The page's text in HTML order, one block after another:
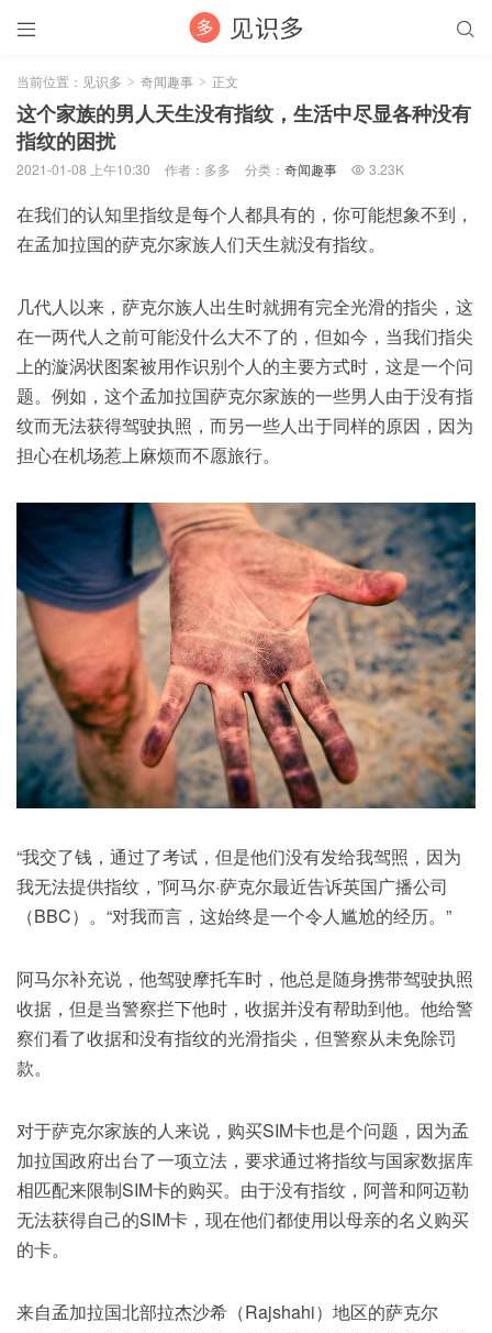
 
当前位置： 见识多 > 奇闻趣事 > 正文
这个家族的男人天生没有指纹，生活中尽显各种没有
指纹的困扰
2021-01-08 上午10:30 作者：多多 分类： 奇闻趣事  3.23K
在我们的认知里指纹是每个人都具有的，你可能想象不到，
在孟加拉国的萨克尔家族人们天生就没有指纹。
几代人以来，萨克尔族人出生时就拥有完全光滑的指尖，这
在一两代人之前可能没什么大不了的，但如今，当我们指尖
上的漩涡状图案被用作识别个人的主要方式时，这是一个问
题。例如，这个孟加拉国萨克尔家族的一些男人由于没有指
纹而无法获得驾驶执照，而另一些人出于同样的原因，因为
担心在机场惹上麻烦而不愿旅行。
“我交了钱，通过了考试，但是他们没有发给我驾照，因为
我无法提供指纹，”阿马尔·萨克尔最近告诉英国广播公司
（BBC）。“对我而言，这始终是一个令人尴尬的经历。”
阿马尔补充说，他驾驶摩托车时，他总是随身携带驾驶执照
收据，但是当警察拦下他时，收据并没有帮助到他。他给警
察们看了收据和没有指纹的光滑指尖，但警察从未免除罚
款。
对于萨克尔家族的人来说，购买SIM卡也是个问题，因为孟
加拉国政府出台了一项立法，要求通过将指纹与国家数据库
相匹配来限制SIM卡的购买。由于没有指纹，阿普和阿迈勒
无法获得自己的SIM卡，现在他们都使用以母亲的名义购买
的卡。
来自孟加拉国北部拉杰沙希（Rajshahi）地区的萨克尔